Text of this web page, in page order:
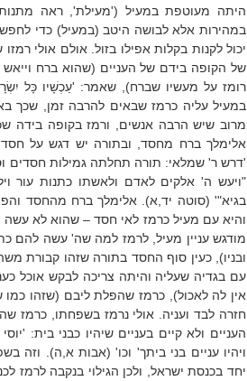
היתה מעוטפת במעיל ('מעילת', ראה
במהירות אלא לבושה היטב (במעיל) כדי
יכול לקנות בקלות אפילו בזול. אולם אולי
של הקופה בידם של העניים (שהוא ברח
רומז על מעשיו שברח), שאמר: 'עַכְשָׁיו כָּל
במעיל עליה כרמז שבאים להרבה זמן, שכך
מרוב שיש הרבה אנשים, ורמז בקופה בידה
אלימלך ברח מחסד, ובתורה יש דגש על
'דרש ר' שמלאי: תורה תחלתה גמילות חסדים
"ויעש ה' אלקים לאדם ולאשתו כתנות עור
בגיא"' (סוטה יד,א). אלימלך ברח מהחסד
והיא עם מעיל כרמז לאי חסד – שהוא לא
מודגש עניין מעיל, לרמז למה שה' עשה להם
ובניו), כעין סוף החסד בתורה שזהו קבורת
עם בגדיה שעליה והיתה צריכה לבקש אוכל
אין לה לאכול), כרמז שהפלת ליבם (שזהו
חזרה לבד ועניה. אולי נרמז בשפחתו, כרמז
העניים ולא קיים בעניים שיהיו כבני בית:
ויהיו עניים בני ביתך' וכו' (אבות א,ה).
יחד בכנסת ישראל, ולכן הגילוי בנקבה לרמז